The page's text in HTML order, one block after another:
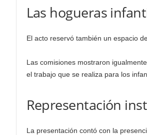
Las hogueras
El acto reservó también un espacio
Las comisiones mostraron
el trabajo que se realiza para los
Representación
La presentación contó con la